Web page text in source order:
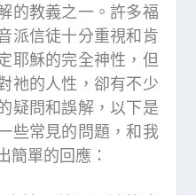
的教義之一。許多福
派信徒十分重視和肯
耶穌的完全神性，但
祂的人性，卻有不少
疑問和誤解，以下是
些常見的問題，和我
簡單的回應：